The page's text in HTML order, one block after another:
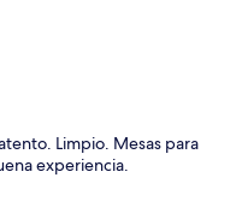
Limpio. Mesas para
experiencia.